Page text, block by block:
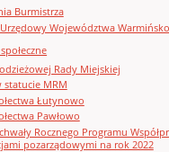
Burmistrza
Województwa
Rady Miejskiej
statucie MRM
Łutynowo
Pawłowo
Rocznego Programu
pozarządowymi na rok 2022